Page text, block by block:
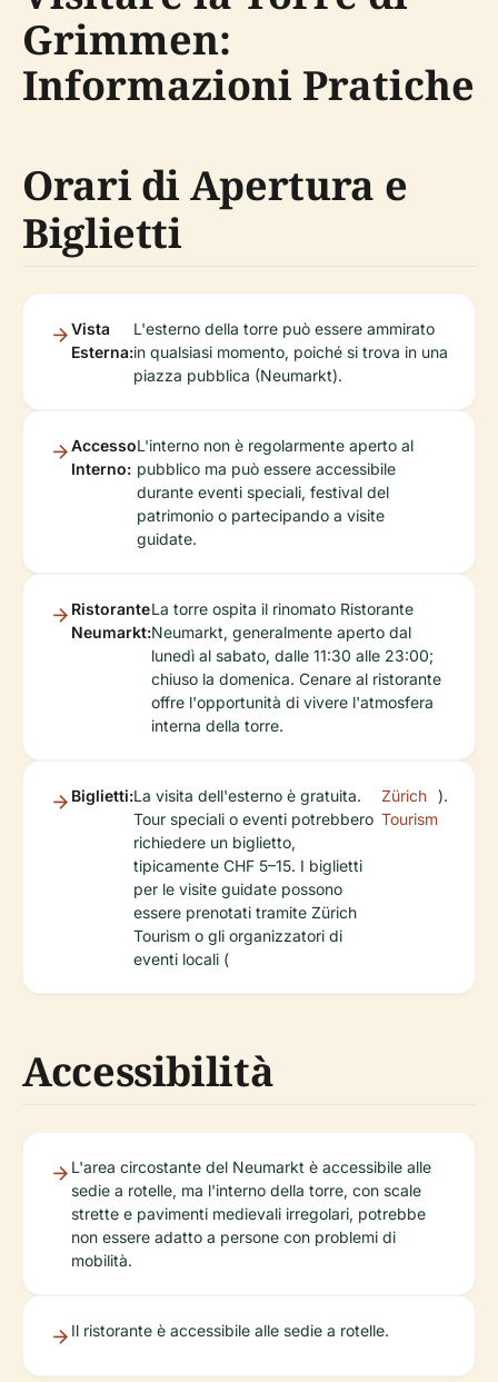
Grimmen:
Informazioni Pratiche
Orari di Apertura e
Biglietti
Vista
Esterna:
L'esterno della torre può essere ammirato
in qualsiasi momento, poiché si trova in una
piazza pubblica (Neumarkt).
Accesso
Interno:
L'interno non è regolarmente aperto al
pubblico ma può essere accessibile
durante eventi speciali, festival del
patrimonio o partecipando a visite
guidate.
Ristorante
Neumarkt:
La torre ospita il rinomato Ristorante
Neumarkt, generalmente aperto dal
lunedì al sabato, dalle 11:30 alle 23:00;
chiuso la domenica. Cenare al ristorante
offre l'opportunità di vivere l'atmosfera
interna della torre.
Biglietti:La visita dell'esterno è gratuita.
Tour speciali o eventi potrebbero
richiedere un biglietto,
tipicamente CHF 5–15. I biglietti
per le visite guidate possono
essere prenotati tramite Zürich
Tourism o gli organizzatori di
eventi locali (
Zürich
Tourism
).
Accessibilità
L'area circostante del Neumarkt è accessibile alle
sedie a rotelle, ma l'interno della torre, con scale
strette e pavimenti medievali irregolari, potrebbe
non essere adatto a persone con problemi di
mobilità.
Il ristorante è accessibile alle sedie a rotelle.